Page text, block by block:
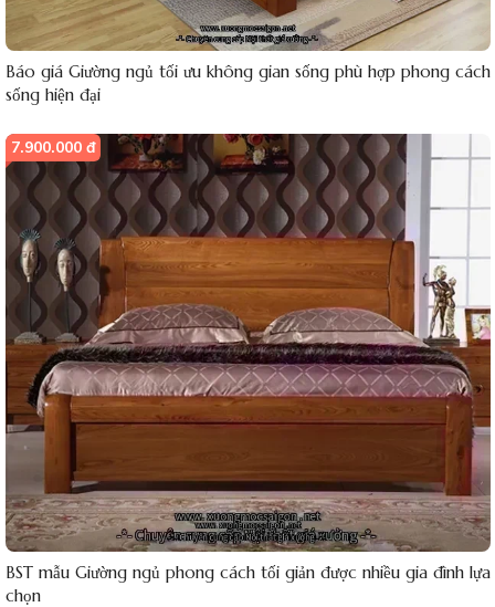
Báo giá Giường ngủ tối ưu không gian sống phù hợp phong cách
sống hiện đại
7.900.000 đ
BST mẫu Giường ngủ phong cách tối giản được nhiều gia đình lựa
chọn